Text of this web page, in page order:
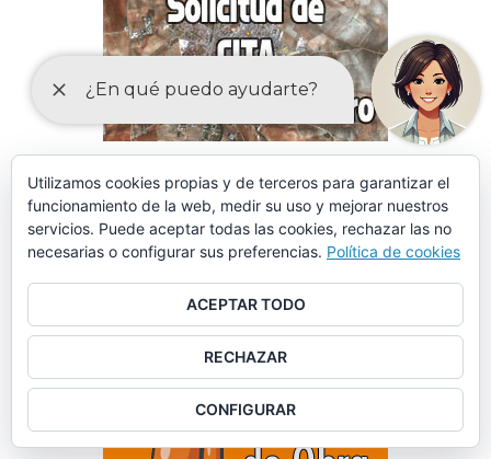
Utilizamos cookies propias y de terceros para garantizar el
funcionamiento de la web, medir su uso y mejorar nuestros
servicios. Puede aceptar todas las cookies, rechazar las no
necesarias o configurar sus preferencias. Política de cookies
ACEPTAR TODO
RECHAZAR
CONFIGURAR